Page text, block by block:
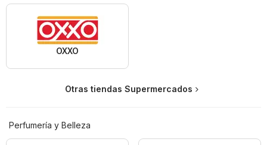
OXXO
Otras tiendas Supermercados
Perfumería y Belleza